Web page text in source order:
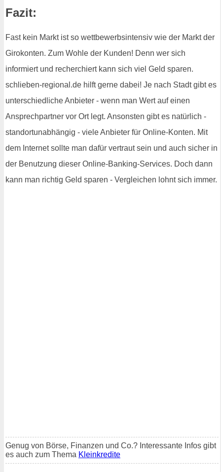
Fazit:
Fast kein Markt ist so wettbewerbsintensiv wie der Markt der
Girokonten. Zum Wohle der Kunden! Denn wer sich
informiert und recherchiert kann sich viel Geld sparen.
schlieben-regional.de hilft gerne dabei! Je nach Stadt gibt es
unterschiedliche Anbieter - wenn man Wert auf einen
Ansprechpartner vor Ort legt. Ansonsten gibt es natürlich -
standortunabhängig - viele Anbieter für Online-Konten. Mit
dem Internet sollte man dafür vertraut sein und auch sicher in
der Benutzung dieser Online-Banking-Services. Doch dann
kann man richtig Geld sparen - Vergleichen lohnt sich immer.
Genug von Börse, Finanzen und Co.? Interessante Infos gibt
es auch zum Thema Kleinkredite